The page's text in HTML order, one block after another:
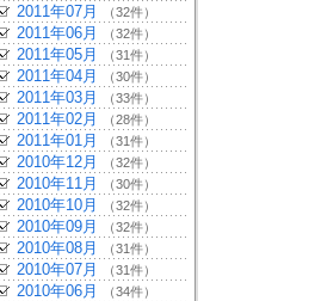
2011年07月 （32件）
2011年06月 （32件）
2011年05月 （31件）
2011年04月 （30件）
2011年03月 （33件）
2011年02月 （28件）
2011年01月 （31件）
2010年12月 （32件）
2010年11月 （30件）
2010年10月 （32件）
2010年09月 （32件）
2010年08月 （31件）
2010年07月 （31件）
2010年06月 （34件）